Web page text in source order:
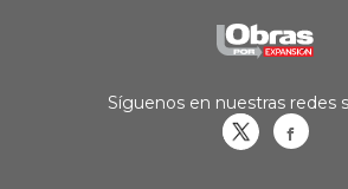
Síguenos en nuestras redes